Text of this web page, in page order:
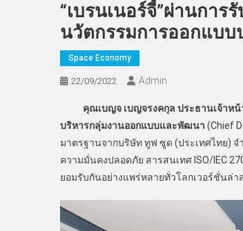
“เบรนเนอร์จี้”ผ่านการ
นวัตกรรมการออกแบ
Space Economy
22/09/2022 Admin
คุณเบญจ เบญจรงคกุล ประธานเจ้าห
บริหารกลุ่มงานออกแบบและพัฒนา (Chief
มาตรฐานจากบริษัท ทูฟ ซูด (ประเทศไทย) จ
ความมั่นคงปลอดภัย สารสนเทศ ISO/IEC
ยอมรับกันอย่างแพร่หลายทั่วโลกเวอร์ชั่นล่า